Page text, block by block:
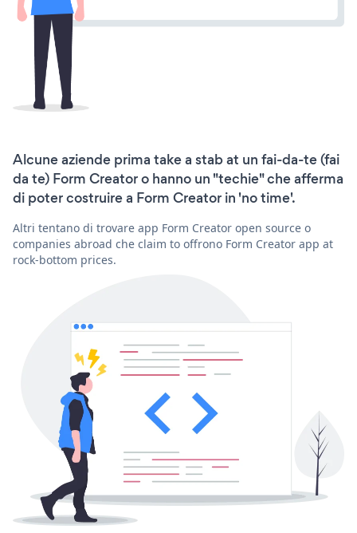
Alcune aziende prima take a stab at un fai-da-te (fai
da te) Form Creator o hanno un "techie" che afferma
di poter costruire a Form Creator in 'no time'.
Altri tentano di trovare app Form Creator open source o
companies abroad che claim to offrono Form Creator app at
rock-bottom prices.